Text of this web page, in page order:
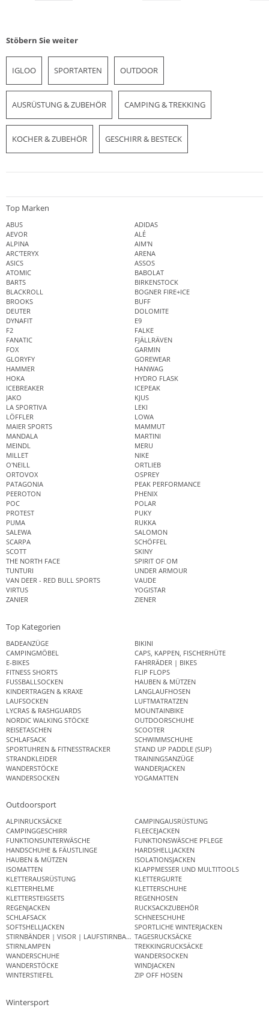
Stöbern Sie weiter
IGLOO SPORTARTEN OUTDOOR
AUSRÜSTUNG & ZUBEHÖR CAMPING & TREKKING
KOCHER & ZUBEHÖR GESCHIRR & BESTECK
Top Marken
ABUS
ADIDAS
AEVOR
ALÉ
ALPINA
AIM'N
ARC'TERYX
ARENA
ASICS
ASSOS
ATOMIC
BABOLAT
BARTS
BIRKENSTOCK
BLACKROLL
BOGNER FIRE+ICE
BROOKS
BUFF
DEUTER
DOLOMITE
DYNAFIT
E9
F2
FALKE
FANATIC
FJÄLLRÄVEN
FOX
GARMIN
GLORYFY
GOREWEAR
HAMMER
HANWAG
HOKA
HYDRO FLASK
ICEBREAKER
ICEPEAK
JAKO
KJUS
LA SPORTIVA
LEKI
LÖFFLER
LOWA
MAIER SPORTS
MAMMUT
MANDALA
MARTINI
MEINDL
MERU
MILLET
NIKE
O'NEILL
ORTLIEB
ORTOVOX
OSPREY
PATAGONIA
PEAK PERFORMANCE
PEEROTON
PHENIX
POC
POLAR
PROTEST
PUKY
PUMA
RUKKA
SALEWA
SALOMON
SCARPA
SCHÖFFEL
SCOTT
SKINY
THE NORTH FACE
SPIRIT OF OM
TUNTURI
UNDER ARMOUR
VAN DEER - RED BULL SPORTS
VAUDE
VIRTUS
YOGISTAR
ZANIER
ZIENER
Top Kategorien
BADEANZÜGE
BIKINI
CAMPINGMÖBEL
CAPS, KAPPEN, FISCHERHÜTE
E-BIKES
FAHRRÄDER | BIKES
FITNESS SHORTS
FLIP FLOPS
FUSSBALLSOCKEN
HAUBEN & MÜTZEN
KINDERTRAGEN & KRAXE
LANGLAUFHOSEN
LAUFSOCKEN
LUFTMATRATZEN
LYCRAS & RASHGUARDS
MOUNTAINBIKE
NORDIC WALKING STÖCKE
OUTDOORSCHUHE
REISETASCHEN
SCOOTER
SCHLAFSACK
SCHWIMMSCHUHE
SPORTUHREN & FITNESSTRACKER
STAND UP PADDLE (SUP)
STRANDKLEIDER
TRAININGSANZÜGE
WANDERSTÖCKE
WANDERJACKEN
WANDERSOCKEN
YOGAMATTEN
Outdoorsport
ALPINRUCKSÄCKE
CAMPINGAUSRÜSTUNG
CAMPINGGESCHIRR
FLEECEJACKEN
FUNKTIONSUNTERWÄSCHE
FUNKTIONSWÄSCHE PFLEGE
HANDSCHUHE & FÄUSTLINGE
HARDSHELLJACKEN
HAUBEN & MÜTZEN
ISOLATIONSJACKEN
ISOMATTEN
KLAPPMESSER UND MULTITOOLS
KLETTERAUSRÜSTUNG
KLETTERGURTE
KLETTERHELME
KLETTERSCHUHE
KLETTERSTEIGSETS
REGENHOSEN
REGENJACKEN
RUCKSACKZUBEHÖR
SCHLAFSACK
SCHNEESCHUHE
SOFTSHELLJACKEN
SPORTLICHE WINTERJACKEN
STIRNBÄNDER | VISOR | LAUFSTIRNBANDTAGESRUCKSÄCKE
STIRNLAMPEN
TREKKINGRUCKSÄCKE
WANDERSCHUHE
WANDERSOCKEN
WANDERSTÖCKE
WINDJACKEN
WINTERSTIEFEL
ZIP OFF HOSEN
Wintersport